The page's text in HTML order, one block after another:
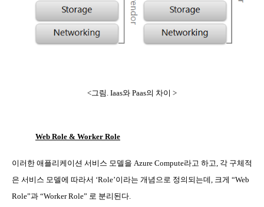
<그림 . Iaas와 Paas의 차이 >
Web Role & Worker Role
이러한 애플리케이션 서비스 모델을 Azure Compute라고 하고 각 구체적
은 서비스 모델에 따라서 ‘Role’이라는 개념으로 정의되는데 크게 “Web
Role”과 “Worker Role” 로 분리된다